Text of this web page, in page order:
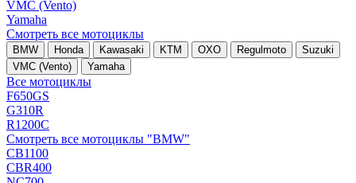
VMC (Vento)
Yamaha
Смотреть все мотоциклы
BMW Honda Kawasaki KTM OXO Regulmoto
Suzuki
VMC (Vento)
Yamaha
Все мотоциклы
F650GS
G310R
R1200C
Смотреть все мотоциклы "BMW"
CB1100
CBR400